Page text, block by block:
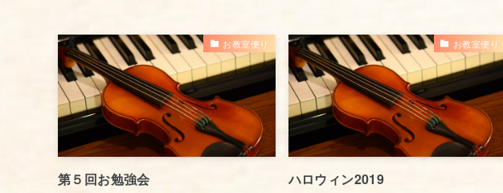
お教室便り
第５回お勉強会
お教室便り
ハロウィン2019